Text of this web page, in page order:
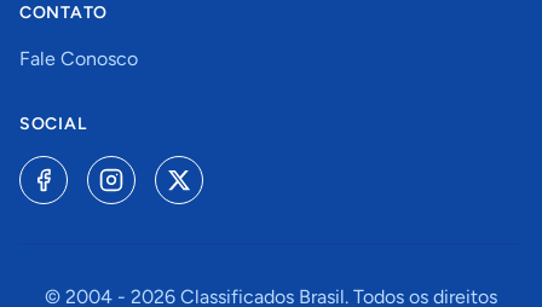
CONTATO
Fale Conosco
SOCIAL
© 2004 - 2026 Classificados Brasil. Todos os direitos